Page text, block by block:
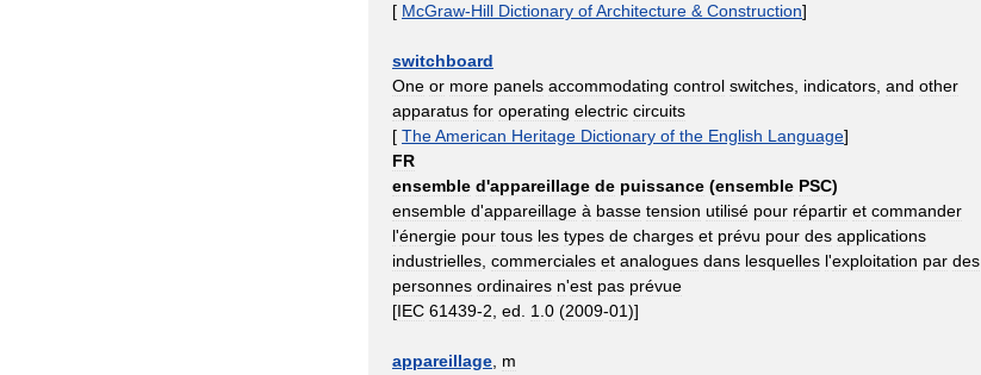
[ McGraw-Hill Dictionary ofArchitecture & Construction]
switchboard
One or more panels accommodating control switches indicators and other
apparatus for operating electric circuits
[ TheAmerican Heritage Dictionary of the English Language]
FR
ensemble d'appareillage de puissance (ensemble PSC)
ensemble d'appareillage à basse tension utilisé pour répartir et commander
l'énergie pour tous les types de charges et prévu pour des applications
industrielles commerciales et analogues dans lesquelles l'exploitation par des
personnes ordinaires n'est pas prévue
[IEC 61439-2 ed 1 0 (2009-01)]
appareillage m